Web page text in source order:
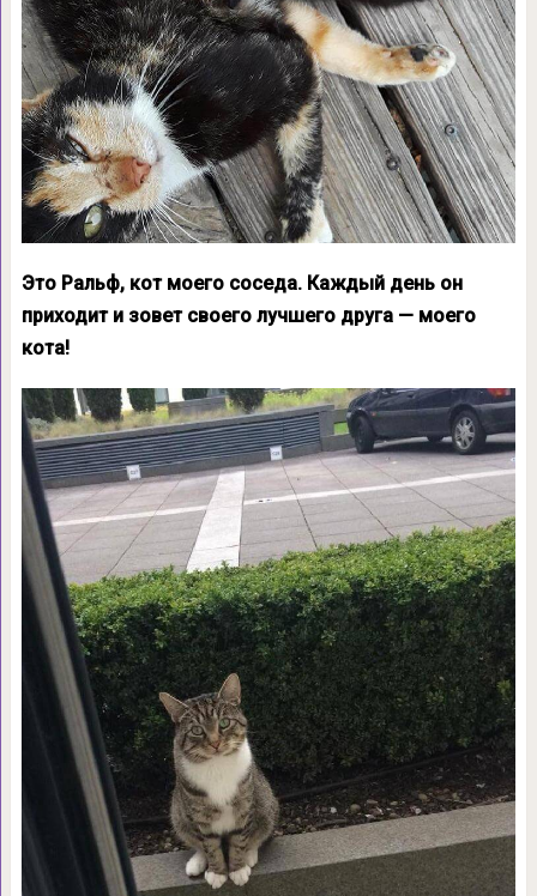
Это Ральф, кот моего соседа. Каждый день он
приходит и зовет своего лучшего друга — моего
кота!